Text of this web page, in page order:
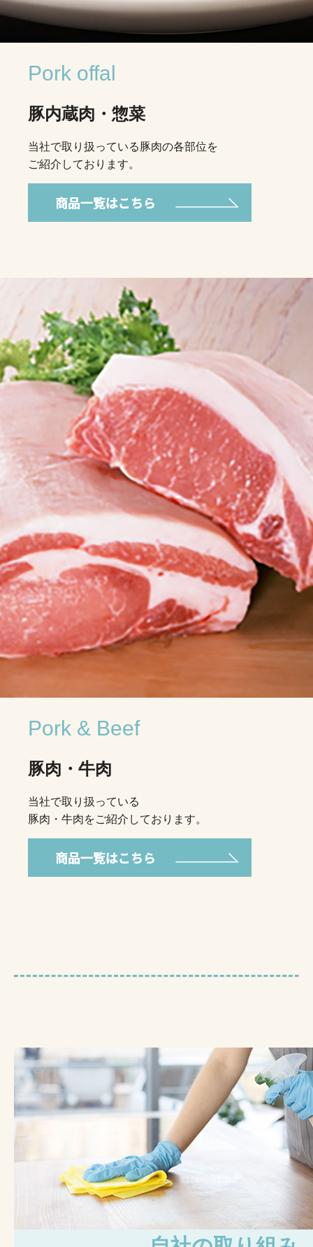
Pork offal
豚内蔵肉・惣菜
当社で取り扱っている豚肉の各部位を
ご紹介しております。
Pork & Beef
豚肉・牛肉
当社で取り扱っている
豚肉・牛肉をご紹介しております。